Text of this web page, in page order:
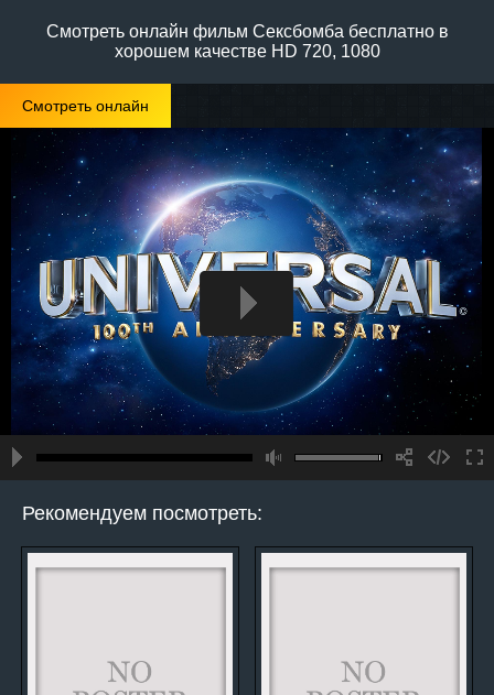
Смотреть онлайн фильм Сексбомба бесплатно в
хорошем качестве HD 720, 1080
Смотреть онлайн
Рекомендуем посмотреть: